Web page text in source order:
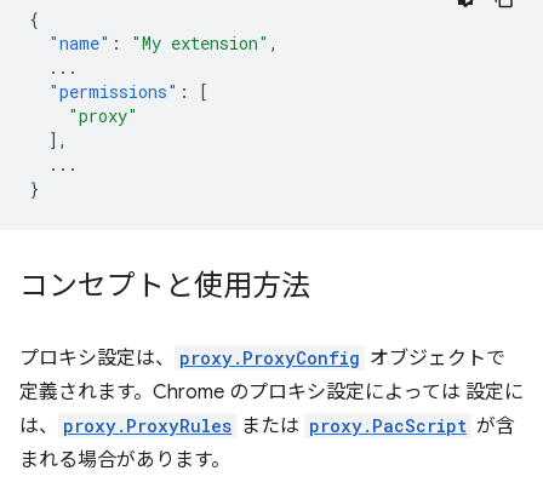
{
"name" : "My extension" ,
...
"permissions" :
[
"proxy"
],
...
}
コンセプトと使用方法
プロキシ設定は、 proxy.ProxyConfig オブジェクトで
定義されます。Chrome のプロキシ設定によっては 設定に
は、
proxy.ProxyRules または proxy.PacScript が含
まれる場合があります。